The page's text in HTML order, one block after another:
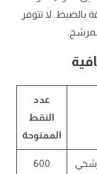
لا تتوفر
عدد
النقط
الممنوحة
600